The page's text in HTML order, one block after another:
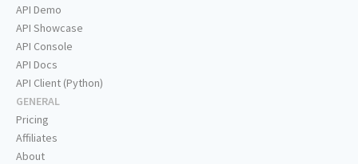
API Demo
API Showcase
API Console
API Docs
API Client (Python)
GENERAL
Pricing
Affiliates
About